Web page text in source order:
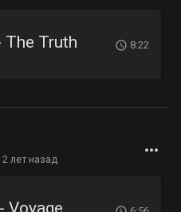
The Truth 8:22
2 лет назад
Kate Ryan - Voyage Voyage (Elsy Beat Team remix)